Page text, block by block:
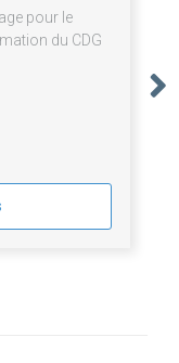
pour le
du CDG